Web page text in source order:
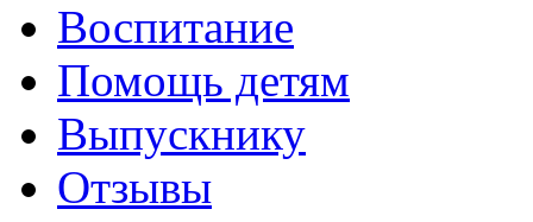
Воспитание
Помощь детям
Выпускнику
Отзывы